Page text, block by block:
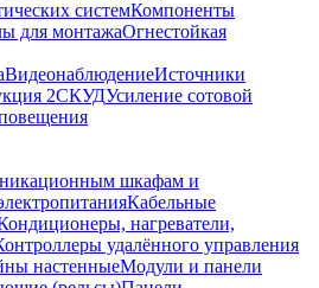
системКомпоненты
для монтажаОгнестойкая
ВидеонаблюдениеИсточники
2СКУДУсиление сотовой
шкафам и
Кабельные
нагреватели,
удалённого управления
настенныеМодули и панели